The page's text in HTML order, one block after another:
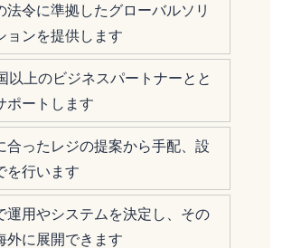
法令に準拠したグローバルソリ
ョンを提供します
以上のビジネスパートナーとと
ポートします
合ったレジの提案から手配、設
を行います
運用やシステムを決定し、その
外に展開できます